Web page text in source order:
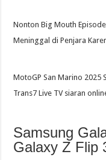
Nonton Big Mouth
Meninggal di Penjara
MotoGP San Marino 2025
Trans7 Live TV siaran
Samsung
Galaxy Z Flip